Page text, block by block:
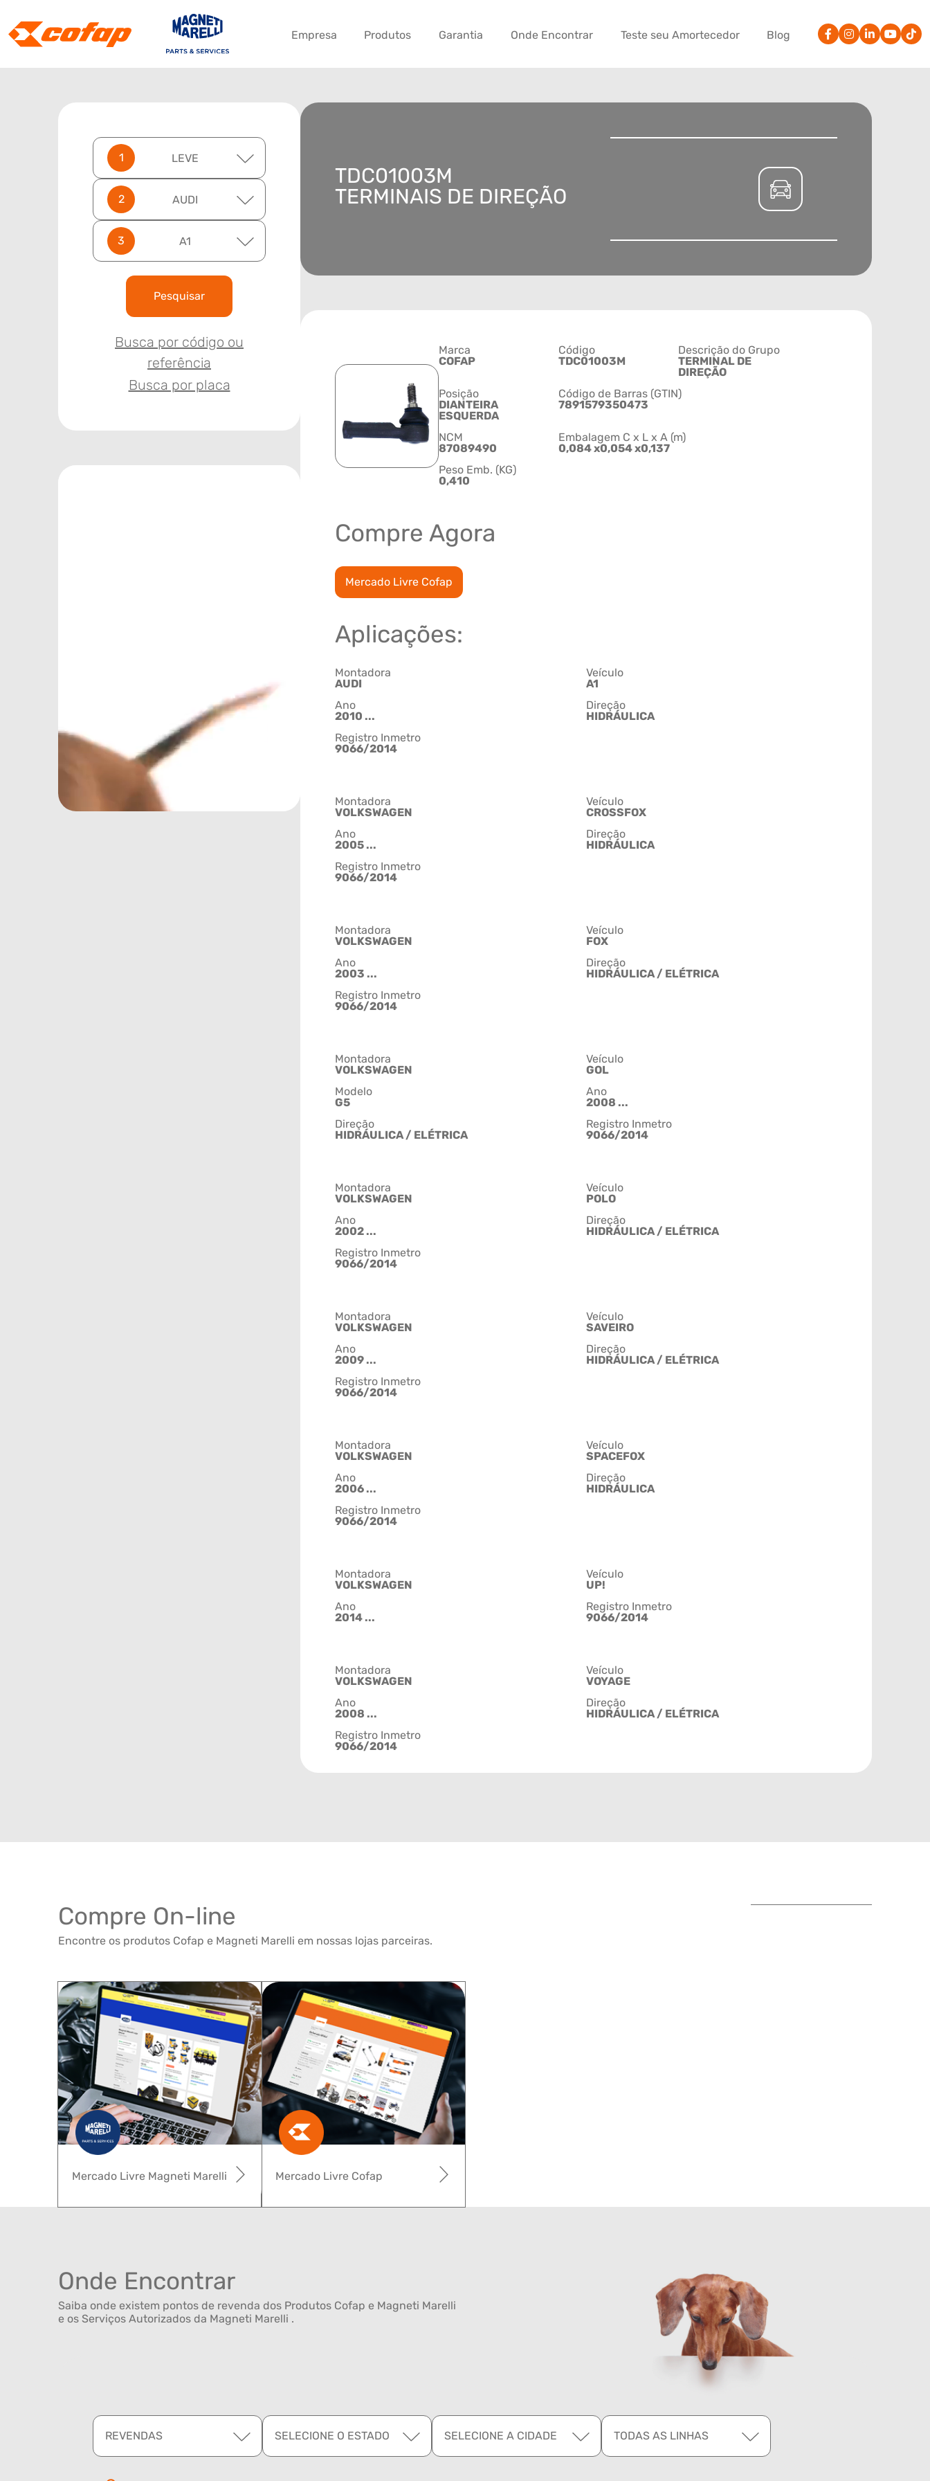
Empresa Produtos Garantia Onde Encontrar Teste seu Amortecedor Blog
LEVE
AUDI
A1
Pesquisar
Busca por código ou
referência
Busca por placa
TDC01003M
TERMINAIS DE DIREÇÃO
Marca
COFAP
Código
TDC01003M
Descrição do Grupo
TERMINAL DE
DIREÇÃO
Posição
DIANTEIRA
ESQUERDA
Código de Barras (GTIN)
7891579350473
NCM
87089490
Embalagem C x L x A (m)
0,084 x0,054 x0,137
Peso Emb. (KG)
0,410
Compre Agora
Mercado Livre Cofap
Aplicações:
Montadora
AUDI
Veículo
A1
Ano
2010 ...
Direção
HIDRÁULICA
Registro Inmetro
9066/2014
Montadora
VOLKSWAGEN
Veículo
CROSSFOX
Ano
2005 ...
Direção
HIDRÁULICA
Registro Inmetro
9066/2014
Montadora
VOLKSWAGEN
Veículo
FOX
Ano
2003 ...
Direção
HIDRÁULICA / ELÉTRICA
Registro Inmetro
9066/2014
Montadora
VOLKSWAGEN
Veículo
GOL
Modelo
G5
Ano
2008 ...
Direção
HIDRÁULICA / ELÉTRICA
Registro Inmetro
9066/2014
Montadora
VOLKSWAGEN
Veículo
POLO
Ano
2002 ...
Direção
HIDRÁULICA / ELÉTRICA
Registro Inmetro
9066/2014
Montadora
VOLKSWAGEN
Veículo
SAVEIRO
Ano
2009 ...
Direção
HIDRÁULICA / ELÉTRICA
Registro Inmetro
9066/2014
Montadora
VOLKSWAGEN
Veículo
SPACEFOX
Ano
2006 ...
Direção
HIDRÁULICA
Registro Inmetro
9066/2014
Montadora
VOLKSWAGEN
Veículo
UP!
Ano
2014 ...
Registro Inmetro
9066/2014
Montadora
VOLKSWAGEN
Veículo
VOYAGE
Ano
2008 ...
Direção
HIDRÁULICA / ELÉTRICA
Registro Inmetro
9066/2014
Compre On-line
Encontre os produtos Cofap e Magneti Marelli em nossas lojas parceiras.
Mercado Livre Cofap
Mercado Livre Magneti Marelli
Onde Encontrar
Saiba onde existem pontos de revenda dos Produtos Cofap e Magneti Marelli
e os Serviços Autorizados da Magneti Marelli .
REVENDAS SELECIONE O ESTADO SELECIONE A CIDADE TODAS AS LINHAS